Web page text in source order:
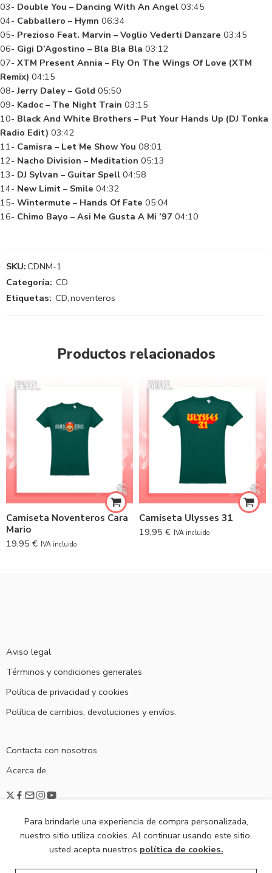
03- Double You – Dancing With An Angel 03:45
04- Cabballero – Hymn 06:34
05- Prezioso Feat. Marvin – Voglio Vederti Danzare 03:45
06- Gigi D’Agostino – Bla Bla Bla 03:12
07- XTM Present Annia – Fly On The Wings Of Love (XTM
Remix) 04:15
08-Jerry Daley – Gold 05:50
09- Kadoc – The Night Train 03:15
10- Black And White Brothers – Put Your Hands Up (DJ Tonka
Radio Edit) 03:42
11- Camisra – Let Me Show You 08:01
12- Nacho Division – Meditation 05:13
13- DJ Sylvan – Guitar Spell 04:58
14- New Limit – Smile 04:32
15- Wintermute – Hands Of Fate 05:04
16- Chimo Bayo – Asi Me Gusta A Mi ’97 04:10
SKU:CDNM-1
Categoría: CD
Etiquetas: CD,noventeros
Productos relacionados
Camiseta Noventeros Cara
Mario
19,95 € IVA incluido
Camiseta Ulysses 31
19,95 € IVA incluido
Aviso legal
Términos y condiciones generales
Política de privacidad y cookies
Política de cambios, devoluciones y envíos.
Contacta con nosotros
Acerca de
© 2020Viste De Fiesta
Para brindarle una experiencia de compra personalizada,
nuestro sitio utiliza cookies. Al continuar usando este sitio,
usted acepta nuestros política de cookies.